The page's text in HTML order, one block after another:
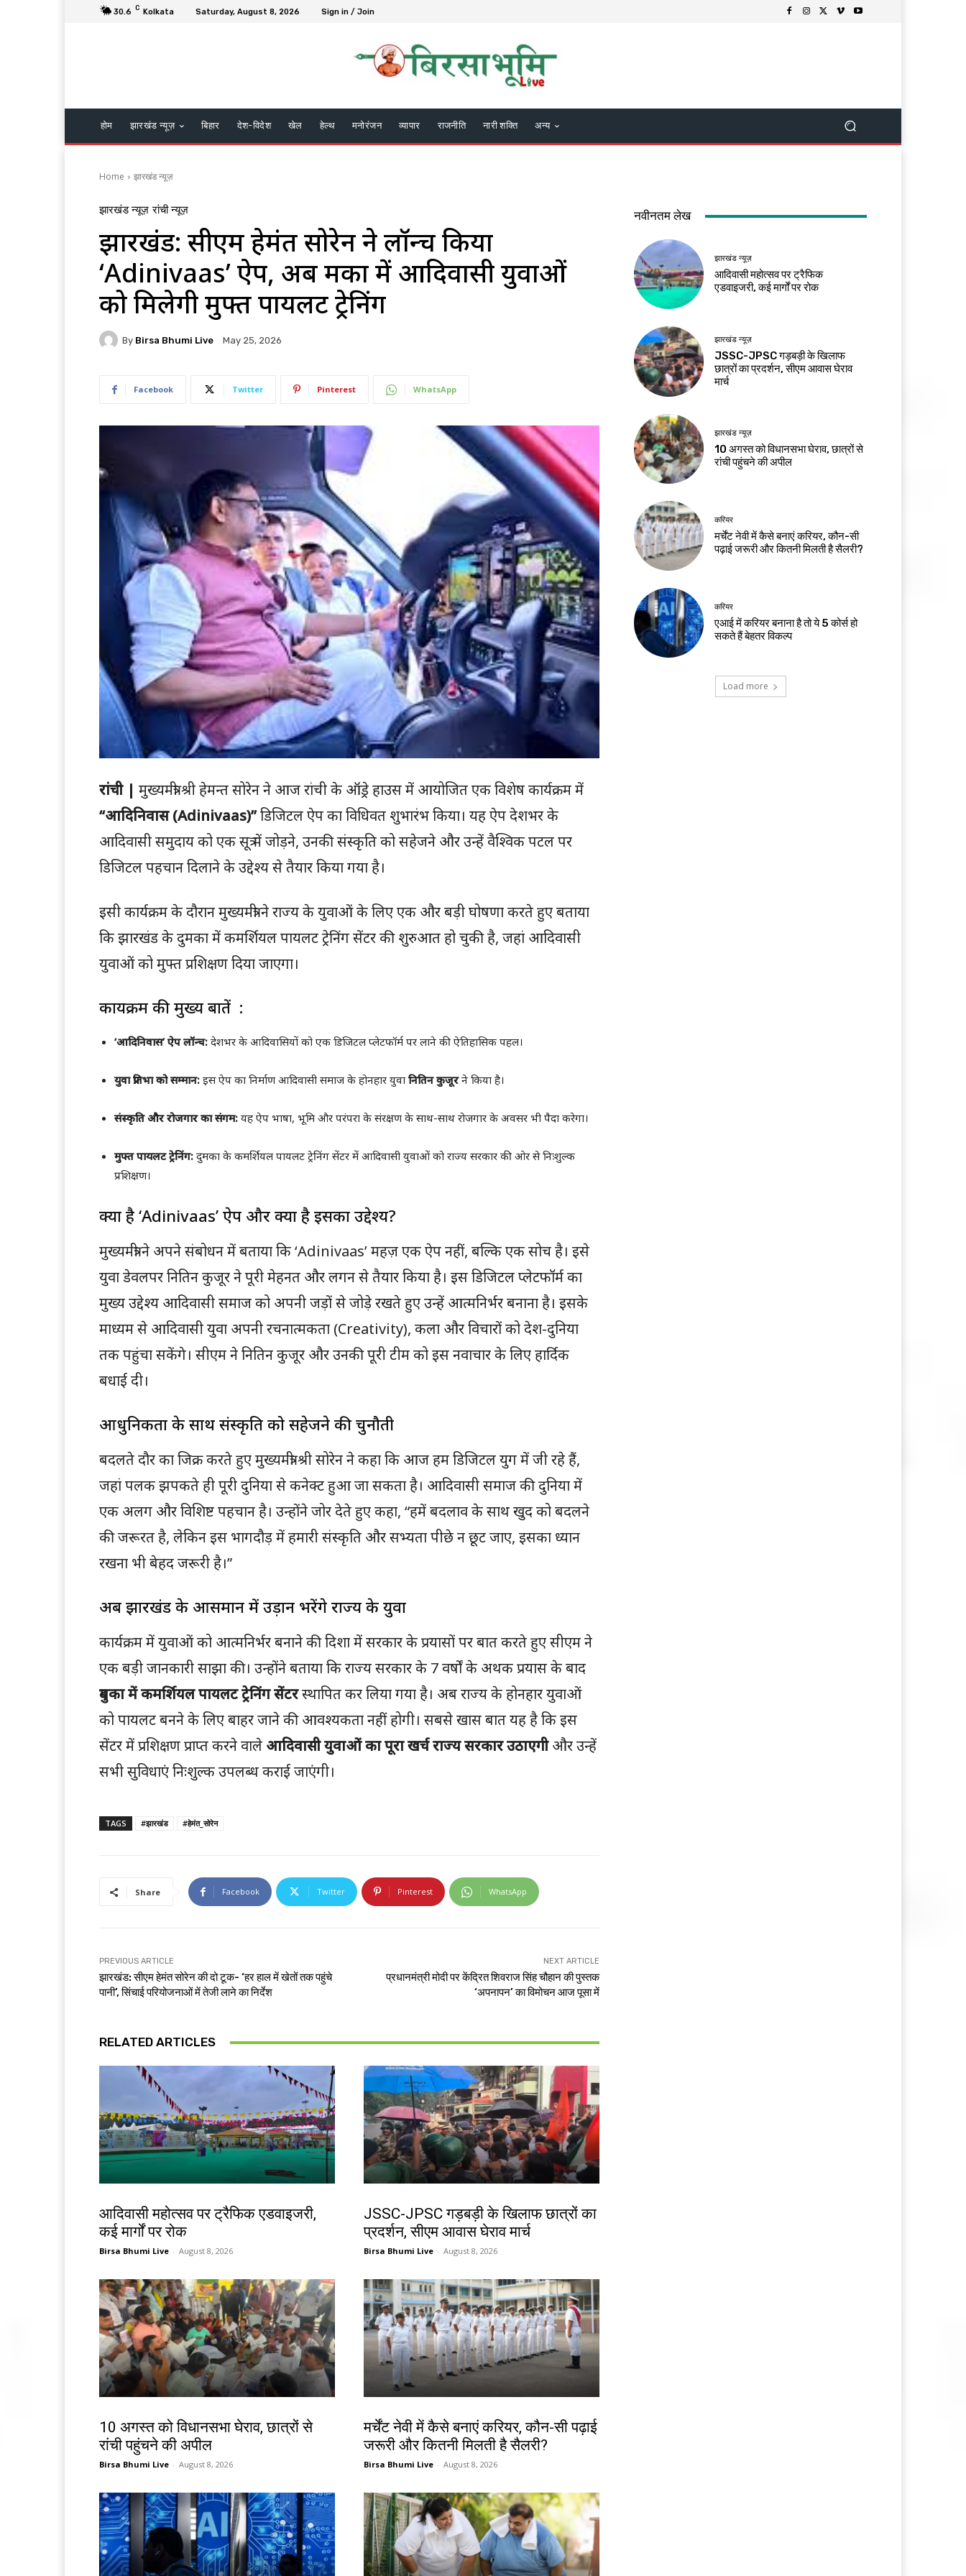
30.6 C Kolkata Saturday, August 8, 2026 Sign in / Join
होम झारखंड न्यूज़ बिहार देश-विदेश खेल हेल्थ मनोरंजन व्यापार राजनीति नारी शक्ति अन्य
Home झारखंड न्यूज़
झारखंड न्यूज़ रांची न्यूज़
झारखंड: सीएम हेमंत सोरेन ने लॉन्च किया
‘Adinivaas’ ऐप, अब दुमका में आदिवासी युवाओं
को मिलेगी मुफ्त पायलट ट्रेनिंग
By Birsa Bhumi Live May 25, 2026
Facebook Twitter Pinterest WhatsApp
रांची | मुख्यमंत्री श्री हेमन्त सोरेन ने आज रांची के ऑड्रे हाउस में आयोजित एक विशेष कार्यक्रम में
“आदिनिवास (Adinivaas)”डिजिटल ऐप का विधिवत शुभारंभ किया। यह ऐप देशभर के
आदिवासी समुदाय को एक सूत्र में जोड़ने, उनकी संस्कृति को सहेजने और उन्हें वैश्विक पटल पर
डिजिटल पहचान दिलाने के उद्देश्य से तैयार किया गया है।
इसी कार्यक्रम के दौरान मुख्यमंत्री ने राज्य के युवाओं के लिए एक और बड़ी घोषणा करते हुए बताया
कि झारखंड के दुमका में कमर्शियल पायलट ट्रेनिंग सेंटर की शुरुआत हो चुकी है, जहां आदिवासी
युवाओं को मुफ्त प्रशिक्षण दिया जाएगा।
कार्यक्रम की मुख्य बातें :
‘आदिनिवास’ ऐप लॉन्च: देशभर के आदिवासियों को एक डिजिटल प्लेटफॉर्म पर लाने की ऐतिहासिक पहल।
युवा प्रतिभा को सम्मान: इस ऐप का निर्माण आदिवासी समाज के होनहार युवा नितिन कुजूरने किया है।
संस्कृति और रोजगार का संगम: यह ऐप भाषा, भूमि और परंपरा के संरक्षण के साथ-साथ रोजगार के अवसर भी पैदा करेगा।
मुफ्त पायलट ट्रेनिंग: दुमका के कमर्शियल पायलट ट्रेनिंग सेंटर में आदिवासी युवाओं को राज्य सरकार की ओर से निःशुल्क
प्रशिक्षण।
क्या है ‘Adinivaas’ ऐप और क्या है इसका उद्देश्य?
मुख्यमंत्री ने अपने संबोधन में बताया कि ‘Adinivaas’ महज़ एक ऐप नहीं, बल्कि एक सोच है। इसे
युवा डेवलपर नितिन कुजूर ने पूरी मेहनत और लगन से तैयार किया है। इस डिजिटल प्लेटफॉर्म का
मुख्य उद्देश्य आदिवासी समाज को अपनी जड़ों से जोड़े रखते हुए उन्हें आत्मनिर्भर बनाना है। इसके
माध्यम से आदिवासी युवा अपनी रचनात्मकता (Creativity), कला और विचारों को देश-दुनिया
तक पहुंचा सकेंगे। सीएम ने नितिन कुजूर और उनकी पूरी टीम को इस नवाचार के लिए हार्दिक
बधाई दी।
आधुनिकता के साथ संस्कृति को सहेजने की चुनौती
बदलते दौर का जिक्र करते हुए मुख्यमंत्री श्री सोरेन ने कहा कि आज हम डिजिटल युग में जी रहे हैं,
जहां पलक झपकते ही पूरी दुनिया से कनेक्ट हुआ जा सकता है। आदिवासी समाज की दुनिया में
एक अलग और विशिष्ट पहचान है। उन्होंने जोर देते हुए कहा, “हमें बदलाव के साथ खुद को बदलने
की जरूरत है, लेकिन इस भागदौड़ में हमारी संस्कृति और सभ्यता पीछे न छूट जाए, इसका ध्यान
रखना भी बेहद जरूरी है।”
अब झारखंड के आसमान में उड़ान भरेंगे राज्य के युवा
कार्यक्रम में युवाओं को आत्मनिर्भर बनाने की दिशा में सरकार के प्रयासों पर बात करते हुए सीएम ने
एक बड़ी जानकारी साझा की। उन्होंने बताया कि राज्य सरकार के 7 वर्षों के अथक प्रयास के बाद
दुमका में कमर्शियल पायलट ट्रेनिंग सेंटरस्थापित कर लिया गया है। अब राज्य के होनहार युवाओं
को पायलट बनने के लिए बाहर जाने की आवश्यकता नहीं होगी। सबसे खास बात यह है कि इस
सेंटर में प्रशिक्षण प्राप्त करने वाले आदिवासी युवाओं का पूरा खर्च राज्य सरकार उठाएगीऔर उन्हें
सभी सुविधाएं निःशुल्क उपलब्ध कराई जाएंगी।
TAGS #झारखंड #हेमंत_सोरेन
Share Facebook Twitter Pinterest WhatsApp
PREVIOUS ARTICLE
झारखंड: सीएम हेमंत सोरेन की दो टूक- ‘हर हाल में खेतों तक पहुंचे
पानी’, सिंचाई परियोजनाओं में तेजी लाने का निर्देश
NEXT ARTICLE
प्रधानमंत्री मोदी पर केंद्रित शिवराज सिंह चौहान की पुस्तक
‘अपनापन’ का विमोचन आज पूसा में
RELATED ARTICLES
आदिवासी महोत्सव पर ट्रैफिक एडवाइजरी,
कई मार्गों पर रोक
Birsa Bhumi Live - August 8, 2026
JSSC-JPSC गड़बड़ी के खिलाफ छात्रों का
प्रदर्शन, सीएम आवास घेराव मार्च
Birsa Bhumi Live - August 8, 2026
10 अगस्त को विधानसभा घेराव, छात्रों से
रांची पहुंचने की अपील
Birsa Bhumi Live - August 8, 2026
मर्चेंट नेवी में कैसे बनाएं करियर, कौन-सी पढ़ाई
जरूरी और कितनी मिलती है सैलरी?
Birsa Bhumi Live - August 8, 2026
नवीनतम लेख
झारखंड न्यूज़
आदिवासी महोत्सव पर ट्रैफिक
एडवाइजरी, कई मार्गों पर रोक
झारखंड न्यूज़
JSSC-JPSC गड़बड़ी के खिलाफ
छात्रों का प्रदर्शन, सीएम आवास घेराव
मार्च
झारखंड न्यूज़
10 अगस्त को विधानसभा घेराव, छात्रों से
रांची पहुंचने की अपील
करियर
मर्चेंट नेवी में कैसे बनाएं करियर, कौन-सी
पढ़ाई जरूरी और कितनी मिलती है सैलरी?
करियर
एआई में करियर बनाना है तो ये 5 कोर्स हो
सकते हैं बेहतर विकल्प
Load more